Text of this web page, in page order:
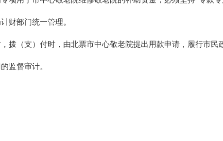
财部门统一管理。
拨（支）付时，由北票市中心敬老院提出用款申请，履行市民
监督审计。